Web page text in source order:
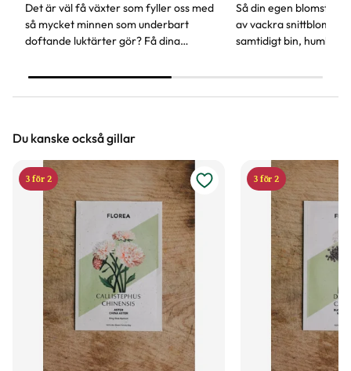
Det är väl få växter som fyller oss med
så mycket minnen som underbart
doftande luktärter gör? Få dina
här är experttipsen!
Så din egen
av vackra
samtidigt bin, humlor
Trädgårdsprofilen
Du kanske också gillar
3 för 2 3 för 2